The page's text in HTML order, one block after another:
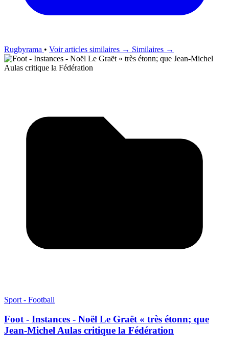
Rugbyrama • Voir articles similaires → Similaires →
Sport - Football
Foot - Instances - Noël Le Graët « très étonn; que
Jean-Michel Aulas critique la Fédération